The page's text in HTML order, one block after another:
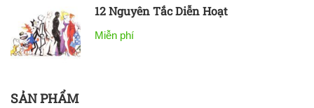
12 Nguyên Tắc Diễn Hoạt
Miễn phí
SẢN PHẨM